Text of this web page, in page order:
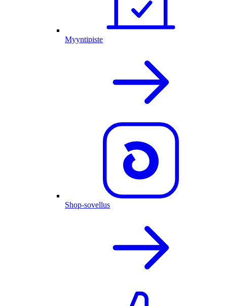
Myyntipiste
Shop-sovellus